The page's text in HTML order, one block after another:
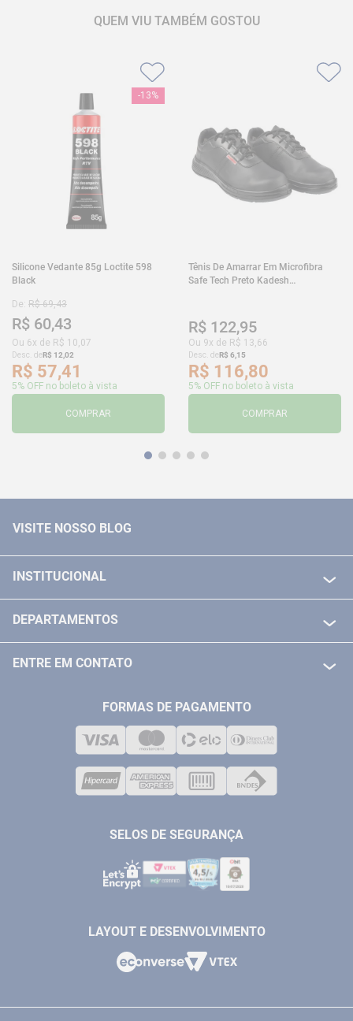
QUEM VIU TAMBÉM GOSTOU
-13%
Silicone Vedante 85g Loctite 598
Black
De: R$ 69,43
R$ 60,43
Ou 6x de R$ 10,07
Desc. deR$ 12,02
R$ 57,41
5% OFF no boleto à vista
COMPRAR
Tênis De Amarrar Em Microfibra
Safe Tech Preto Kadesh
R$ 122,95
Ou 9x de R$ 13,66
Desc. deR$ 6,15
R$ 116,80
5% OFF no boleto à vista
COMPRAR
VISITE NOSSO BLOG
INSTITUCIONAL
POLITICA DE TROCA E DEVOLUÇÃO
DEPARTAMENTOS
COMPRESSORES
ENTRE EM CONTATO
VENDAS ONLINE@ANTFERRAMENTAS.COM.BR
SAC@ANTFERRAMENTAS.COM.BR
FORMAS DE PAGAMENTO
SELOS DE SEGURANÇA
LAYOUT E DESENVOLVIMENTO